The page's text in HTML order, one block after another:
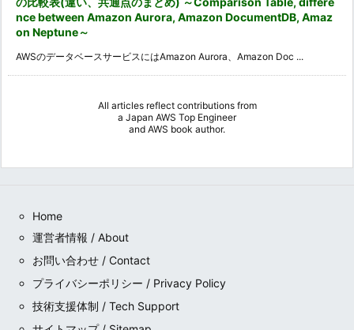
nce between Amazon Aurora, Amazon DocumentDB, Amaz
on Neptune～
AWSのデータベースサービスにはAmazon Aurora、Amazon Doc ...
All articles reflect contributions from
a Japan AWS Top Engineer
and AWS book author.
Home
運営者情報 / About
お問い合わせ / Contact
プライバシーポリシー / Privacy Policy
技術支援体制 / Tech Support